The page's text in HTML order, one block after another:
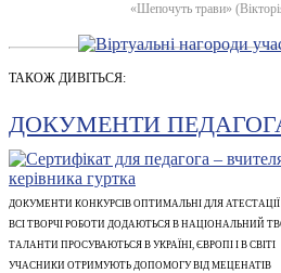
«Шепочуть трави»
ТАКОЖ ДИВІТЬСЯ:
ДОКУМЕНТИ
ДОКУМЕНТИ КОНКУРСІВ ОПТИМАЛЬНІ ДЛЯ АТЕСТАЦІЇ
ВСІ ТВОРЧІ РОБОТИ ДОДАЮТЬСЯ В НАЦІОНАЛЬНИЙ
ТАЛАНТИ ПРОСУВАЮТЬСЯ В УКРАЇНІ, ЄВРОПІ І В СВІТІ
УЧАСНИКИ ОТРИМУЮТЬ ДОПОМОГУ ВІД МЕЦЕНАТІВ